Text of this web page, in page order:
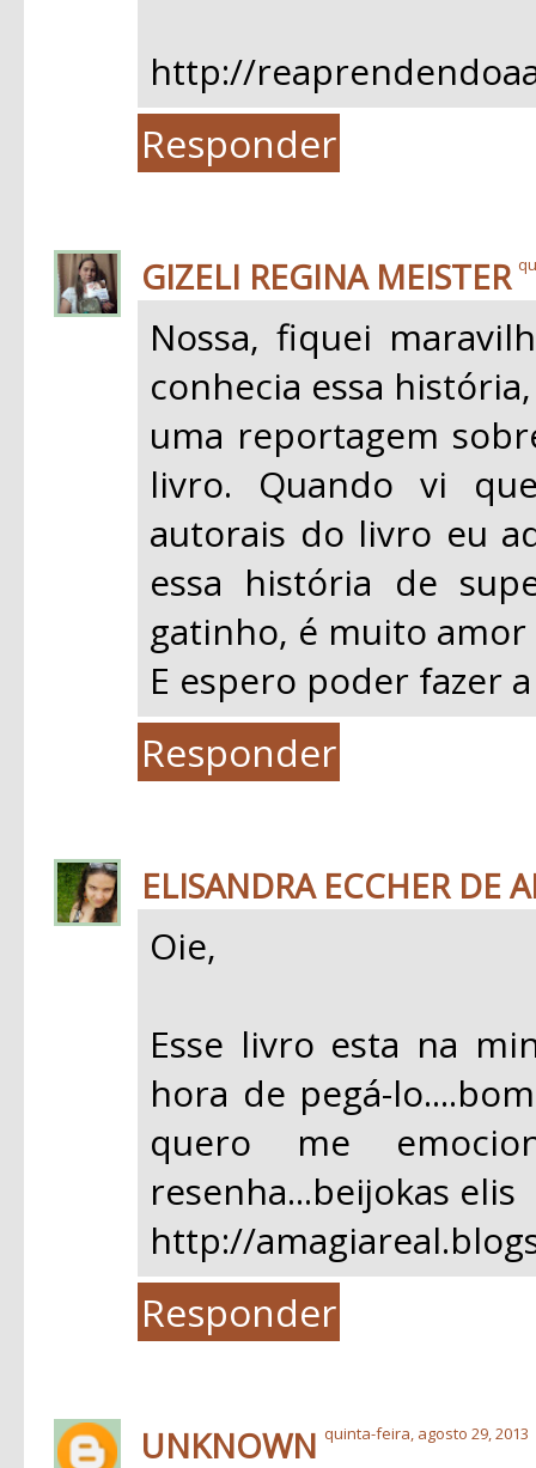
http://
Responder
GIZELI REGINA MEISTER
Nossa, fiquei
conhecia essa
uma reportagem
livro. Quando vi
autorais do livro eu
essa história de
gatinho, é muito
E espero poder fazer
Responder
ELISANDRA ECCHER DE
Oie,
Esse livro esta na
hora de pegá-
quero me
resenha...beijokas elis
http://
Responder
UNKNOWN quinta-feira, agosto 29, 2013